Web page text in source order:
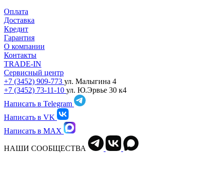
Оплата
Доставка
Кредит
Гарантия
О компании
Контакты
TRADE-IN
Сервисный центр
+7 (3452) 909-773 ул. Малыгина 4
+7 (3452) 73-11-10 ул. Ю.Эрвье 30 к4
Написать в Telegram
Написать в VK
Написать в MAX
НАШИ СООБЩЕСТВА